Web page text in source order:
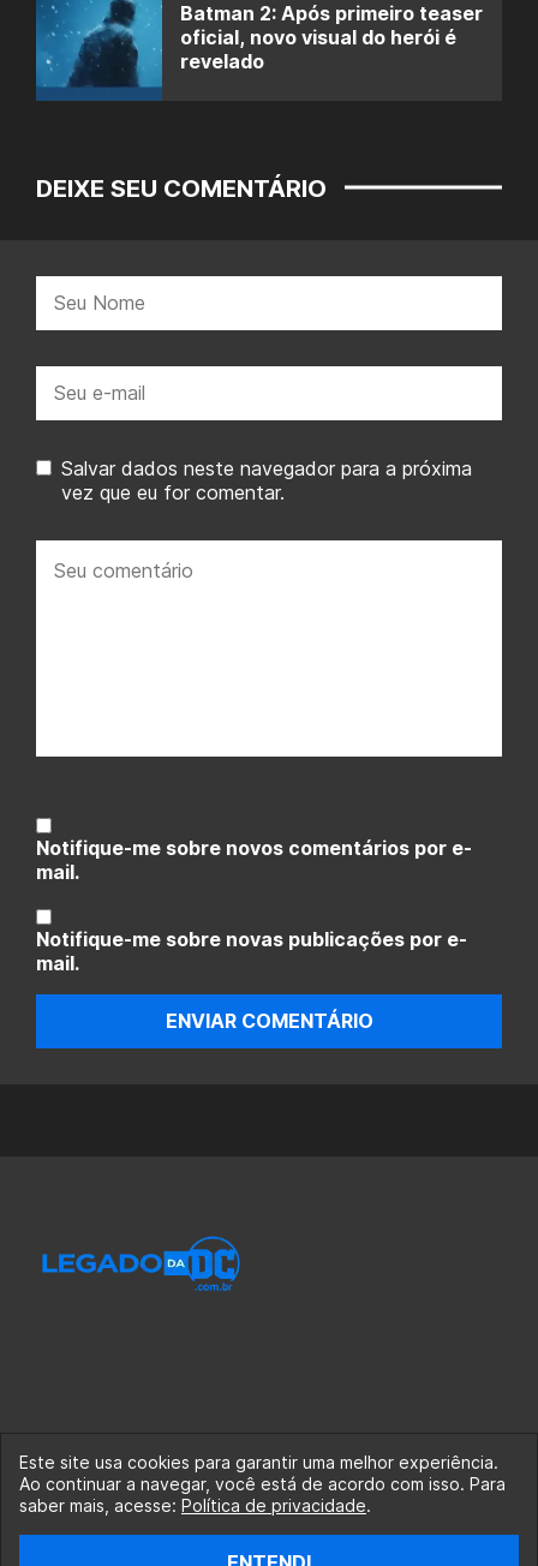
Batman 2: Após primeiro teaser
oficial, novo visual do herói é
revelado
DEIXE SEU COMENTÁRIO
mail:
Salvar dados neste navegador para a próxima
vez que eu for comentar.
comentário:
Notifique-me sobre novos comentários por e-
mail.
Notifique-me sobre novas publicações por e-
mail.
ENVIAR COMENTÁRIO
© 2020-2026 Legado da DC, uma empresa da Legado
Enterprises.
fabiolobo
Este site usa cookies para garantir uma melhor experiência.
Ao continuar a navegar, você está de acordo com isso. Para
saber mais, acesse: Política de privacidade.